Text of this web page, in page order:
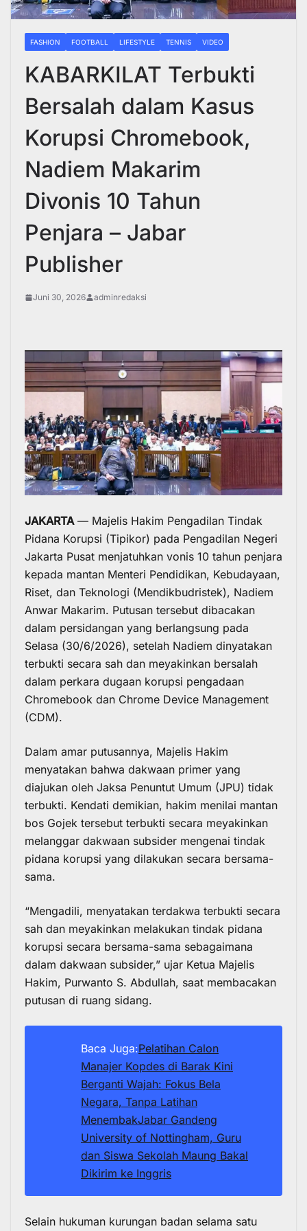
FASHION FOOTBALL LIFESTYLE TENNIS VIDEO
KABARKILAT Terbukti
Bersalah dalam Kasus
Korupsi Chromebook,
Nadiem Makarim
Divonis 10 Tahun
Penjara – Jabar
Publisher
Juni 30, 2026 adminredaksi
JAKARTA— Majelis Hakim Pengadilan Tindak
Pidana Korupsi (Tipikor) pada Pengadilan Negeri
Jakarta Pusat menjatuhkan vonis 10 tahun penjara
kepada mantan Menteri Pendidikan, Kebudayaan,
Riset, dan Teknologi (Mendikbudristek), Nadiem
Anwar Makarim. Putusan tersebut dibacakan
dalam persidangan yang berlangsung pada
Selasa (30/6/2026), setelah Nadiem dinyatakan
terbukti secara sah dan meyakinkan bersalah
dalam perkara dugaan korupsi pengadaan
Chromebook dan Chrome Device Management
(CDM).
Dalam amar putusannya, Majelis Hakim
menyatakan bahwa dakwaan primer yang
diajukan oleh Jaksa Penuntut Umum (JPU) tidak
terbukti. Kendati demikian, hakim menilai mantan
bos Gojek tersebut terbukti secara meyakinkan
melanggar dakwaan subsider mengenai tindak
pidana korupsi yang dilakukan secara bersama-
sama.
“Mengadili, menyatakan terdakwa terbukti secara
sah dan meyakinkan melakukan tindak pidana
korupsi secara bersama-sama sebagaimana
dalam dakwaan subsider,” ujar Ketua Majelis
Hakim, Purwanto S. Abdullah, saat membacakan
putusan di ruang sidang.
Baca Juga:Pelatihan Calon
Manajer Kopdes di Barak Kini
Berganti Wajah: Fokus Bela
Negara, Tanpa Latihan
MenembakJabar Gandeng
University of Nottingham, Guru
dan Siswa Sekolah Maung Bakal
Dikirim ke Inggris
Selain hukuman kurungan badan selama satu